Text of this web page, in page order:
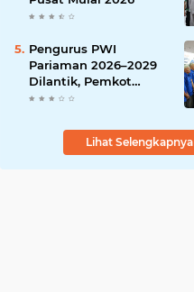
Pengurus PWI
Pariaman 2026–2029
Dilantik, Pemkot
Tekankan Sinergi dan
Lihat Selengkapnya